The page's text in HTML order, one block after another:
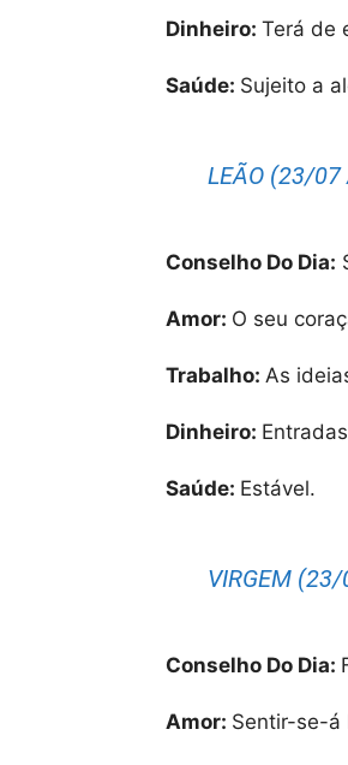
Dinheiro: Terá de
Saúde: Sujeito a
LEÃO (23/
Conselho Do Dia:
Amor: O seu
Trabalho: As
Dinheiro:
Saúde: Estável.
VIRGEM
Conselho Do Dia:
Amor: Sentir-se-á